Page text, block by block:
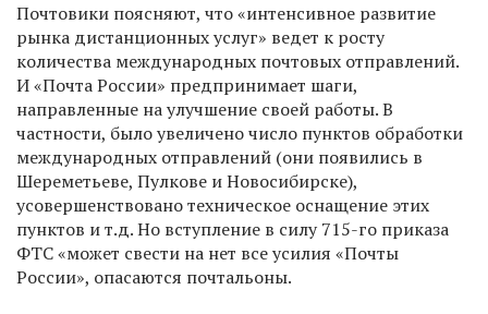
Почтовики поясняют, что «интенсивное развитие
рынка дистанционных услуг» ведет к росту
количества международных почтовых отправлений.
И «Почта России» предпринимает шаги,
направленные на улучшение своей работы. В
частности, было увеличено число пунктов обработки
международных отправлений (они появились в
Шереметьеве, Пулкове и Новосибирске),
усовершенствовано техническое оснащение этих
пунктов и т.д. Но вступление в силу 715-го приказа
ФТС «может свести на нет все усилия «Почты
России», опасаются почтальоны.